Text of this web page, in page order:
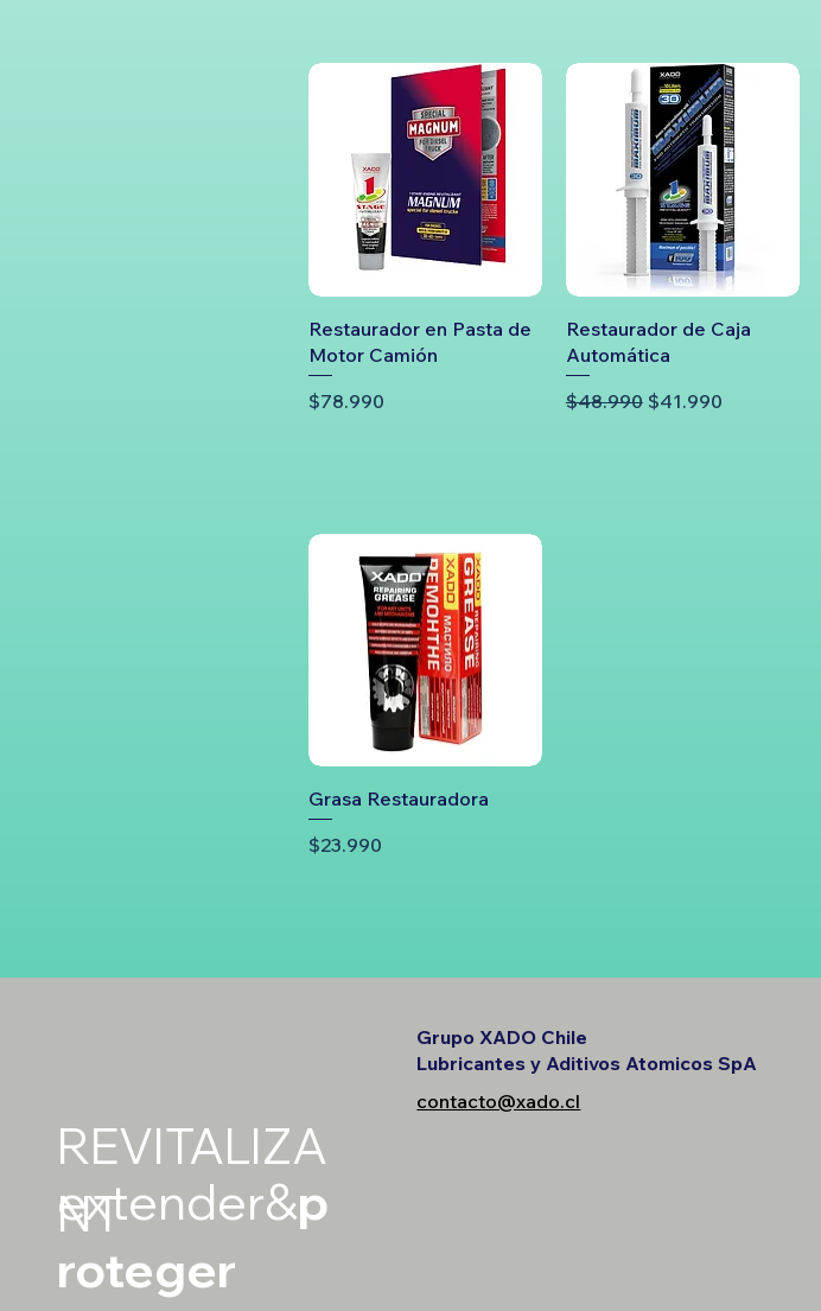
Restaurador en Pasta de
Motor Camión
Precio
$78.990
Restaurador de Caja
Automática
Precio
$48.990 Precio de oferta
$41.990
Grasa Restauradora
Precio
$23.990
Grupo XADO Chile
Lubricantes y Aditivos Atomicos SpA
contacto@xado.cl
extender&p
roteger
REVITALIZA
NT